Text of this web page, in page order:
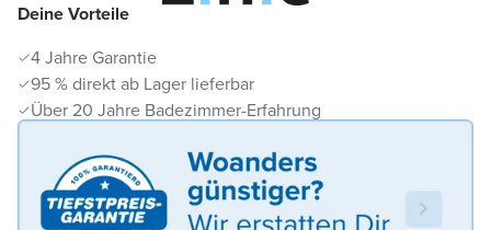
Deine Vorteile
4 Jahre Garantie
95 % direkt ab Lager lieferbar
Über 20 Jahre Badezimmer-Erfahrung